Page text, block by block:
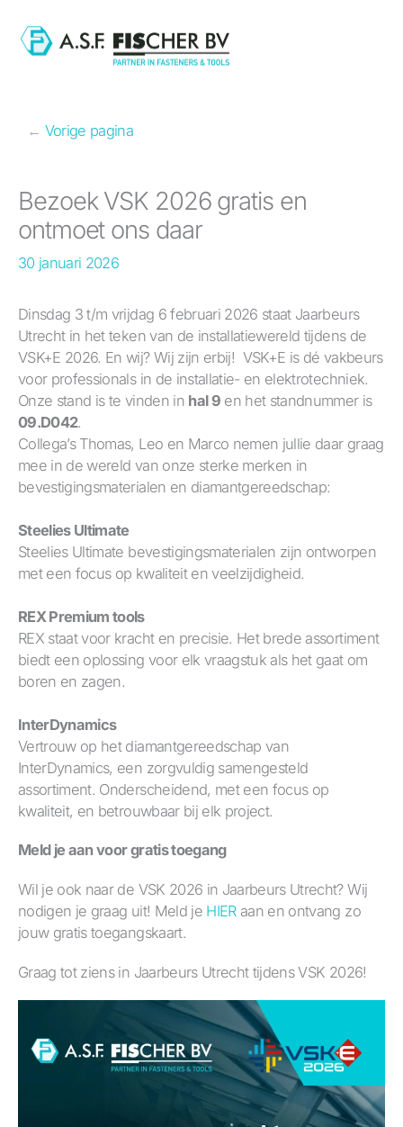
naar
← Vorige pagina
Bezoek VSK 2026 gratis en
ontmoet ons daar
30 januari 2026
Dinsdag 3 t/m vrijdag 6 februari 2026 staat Jaarbeurs
Utrecht in het teken van de installatiewereld tijdens de
VSK+E 2026. En wij? Wij zijn erbij! VSK+E is dé vakbeurs
voor professionals in de installatie- en elektrotechniek.
Onze stand is te vinden in hal 9 en het standnummer is
09.D042.
Collega’s Thomas, Leo en Marco nemen jullie daar graag
mee in de wereld van onze sterke merken in
bevestigingsmaterialen en diamantgereedschap:
Steelies Ultimate
Steelies Ultimate bevestigingsmaterialen zijn ontworpen
met een focus op kwaliteit en veelzijdigheid.
REX Premium tools
REX staat voor kracht en precisie. Het brede assortiment
biedt een oplossing voor elk vraagstuk als het gaat om
boren en zagen.
InterDynamics
Vertrouw op het diamantgereedschap van
InterDynamics, een zorgvuldig samengesteld
assortiment. Onderscheidend, met een focus op
kwaliteit, en betrouwbaar bij elk project.
Meld je aan voor gratis toegang
Wil je ook naar de VSK 2026 in Jaarbeurs Utrecht? Wij
nodigen je graag uit! Meld je HIERaan en ontvang zo
jouw gratis toegangskaart.
Graag tot ziens in Jaarbeurs Utrecht tijdens VSK 2026!